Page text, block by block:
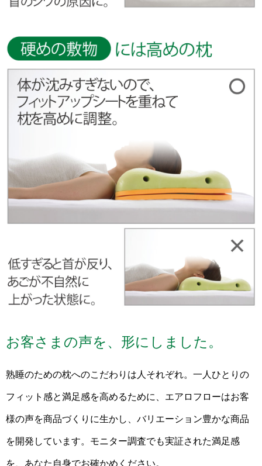
お客さまの声を、形にしました。
熟睡のための枕へのこだわりは人それぞれ。一人ひとりの
フィット感と満足感を高めるために、エアロフローはお客
様の声を商品づくりに生かし、バリエーション豊かな商品
を開発しています。モニター調査でも実証された満足感
を、あなた自身でお確かめください。